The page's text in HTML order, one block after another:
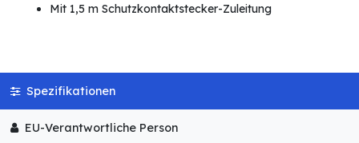
Mit 1,5 m Schutzkontaktstecker-Zuleitung
Spezifikationen
EU-Verantwortliche Person